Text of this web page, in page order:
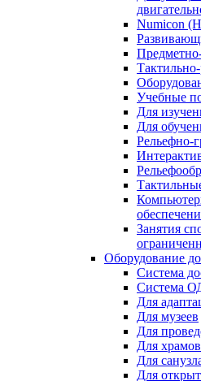
Numicon
Учебные
Для
Для
Рельефно-
Занятия
Оборудование
Система
Система
Для
Для музеев
Для
Для храмов
Для
Для